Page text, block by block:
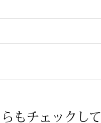
らもチェックし